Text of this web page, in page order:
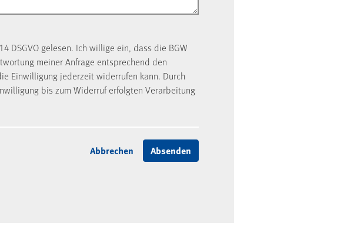
DSGVO gelesen. Ich willige ein, dass die BGW
meiner Anfrage entsprechend den
Einwilligung jederzeit widerrufen kann. Durch
bis zum Widerruf erfolgten Verarbeitung